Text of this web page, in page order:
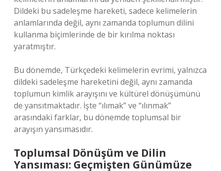
Dildeki bu sadeleşme hareketi, sadece kelimelerin
anlamlarında değil, aynı zamanda toplumun dilini
kullanma biçimlerinde de bir kırılma noktası
yaratmıştır.
Bu dönemde, Türkçedeki kelimelerin evrimi, yalnızca
dildeki sadeleşme hareketini değil, aynı zamanda
toplumun kimlik arayışını ve kültürel dönüşümünü
de yansıtmaktadır. İşte “ılımak” ve “ılınmak”
arasındaki farklar, bu dönemde toplumsal bir
arayışın yansımasıdır.
Toplumsal Dönüşüm ve Dilin
Yansıması: Geçmişten Günümüze